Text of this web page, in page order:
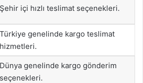
Şehir içi hızlı teslimat seçenekleri.
Türkiye genelinde kargo teslimat
hizmetleri.
Dünya genelinde kargo gönderim
seçenekleri.